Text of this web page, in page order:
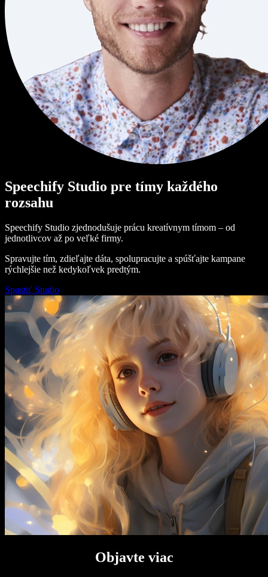
Speechify Studio pre tímy každého
rozsahu
Speechify Studio zjednodušuje prácu kreatívnym tímom – od
jednotlivcov až po veľké firmy.
Spravujte tím, zdieľajte dáta, spolupracujte a spúšťajte kampane
rýchlejšie než kedykoľvek predtým.
Spustiť Studio
Objavte viac